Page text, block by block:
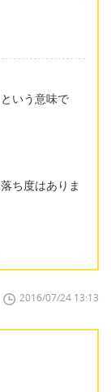
いう意味で
ち度はありま
2016/07/24 13:13